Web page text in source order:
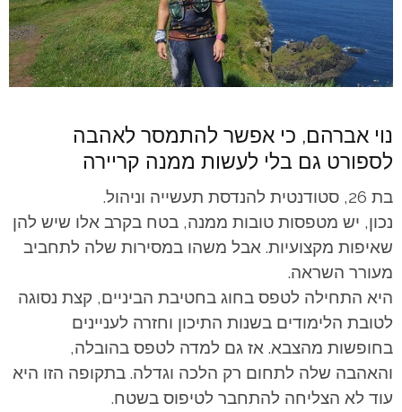
נוי אברהם, כי אפשר להתמסר לאהבה
לספורט גם בלי לעשות ממנה קריירה
בת 26, סטודנטית להנדסת תעשייה וניהול.
נכון, יש מטפסות טובות ממנה, בטח בקרב אלו שיש להן
שאיפות מקצועיות. אבל משהו במסירות שלה לתחביב
מעורר השראה.
היא התחילה לטפס בחוג בחטיבת הביניים, קצת נסוגה
לטובת הלימודים בשנות התיכון וחזרה לעניינים
בחופשות מהצבא. אז גם למדה לטפס בהובלה,
והאהבה שלה לתחום רק הלכה וגדלה. בתקופה הזו היא
עוד לא הצליחה להתחבר לטיפוס בשטח.